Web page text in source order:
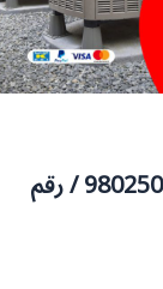
تركيب تكييف العقيلة / 98025055 / رقم